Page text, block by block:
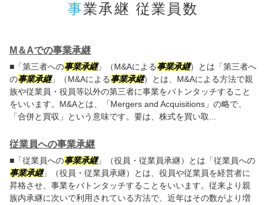
事業承継 従業員数
M＆Aでの事業承継
■「第三者への事業承継」（M&Aによる事業承継）とは「第三者へ
の事業承継」（M&Aによる事業承継）とは、M&Aによる方法で親
族や従業員・役員等以外の第三者に事業をバトンタッチすること
をいいます。M&Aとは、「Mergers and Acquisitions」の略で、
「合併と買収」という意味です。要は、株式を買い取...
従業員への事業承継
■「従業員への事業承継」（役員・従業員承継）とは「従業員への
事業承継」（役員・従業員承継）とは、役員や従業員を経営者に
昇格させ、事業をバトンタッチすることをいいます。従来より親
族内承継に次いで利用されている方法で、近年はその数がより増